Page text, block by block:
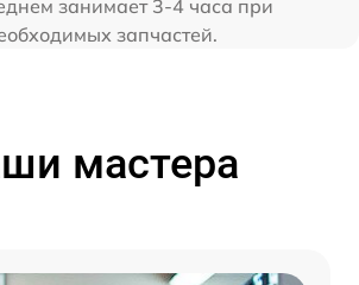
занимает 3-4 часа при
запчастей.
мастера